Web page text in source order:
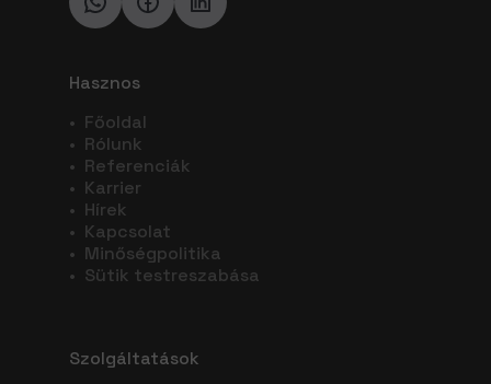
Hasznos
• Főoldal
• Rólunk
• Referenciák
• Karrier
• Hírek
• Kapcsolat
• Minőségpolitika
• Sütik testreszabása
Szolgáltatások